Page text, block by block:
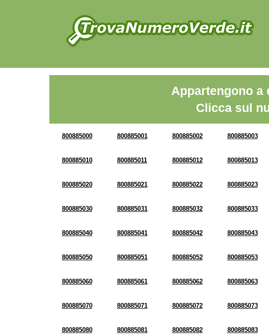
Appartengono a
Clicca sul
800885000 800885001 800885002 800885003
800885010 800885011 800885012 800885013
800885020 800885021 800885022 800885023
800885030 800885031 800885032 800885033
800885040 800885041 800885042 800885043
800885050 800885051 800885052 800885053
800885060 800885061 800885062 800885063
800885070 800885071 800885072 800885073
800885080 800885081 800885082 800885083